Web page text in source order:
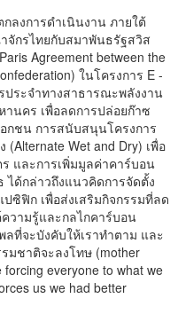
ลงการดำเนินงาน ภายใต้
จักรไทยกับสมาพันธรัฐสวิส
Agreement between the
ในโครงการ E -
ประจำทางสาธารณะพลังงาน
นคร เพื่อลดการปล่อยก๊าซ
กชน การสนับสนุนโครงการ
Wet and Dry) เพื่อ
และการเพิ่มมูลค่าคาร์บอน
ได้กล่าวถึงแนวคิดการจัดตั้ง
ซิฟิก เพื่อส่งเสริมกิจกรรมที่ลด
วามรู้และกลไกคาร์บอน
ที่จะบังคับให้เราทำตาม และ
มชาติจะลงโทษ (mother
everyone to what we
us we had better